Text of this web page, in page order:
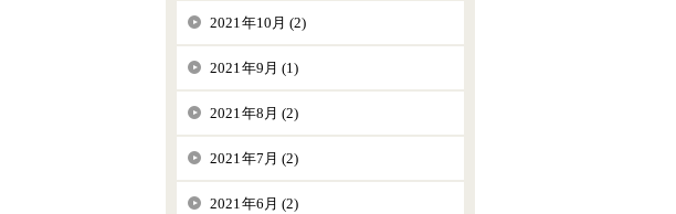
2021年10月 (2)
2021年9月 (1)
2021年8月 (2)
2021年7月 (2)
2021年6月 (2)